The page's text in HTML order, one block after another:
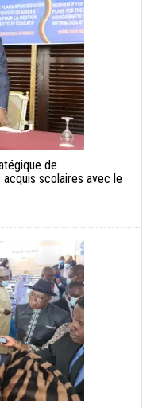
de
scolaires avec le